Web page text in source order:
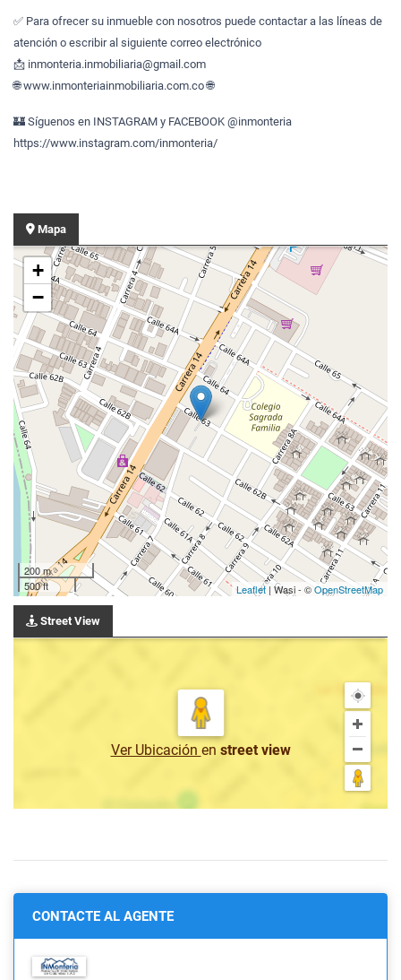
✅ Para ofrecer su inmueble con nosotros puede contactar a las líneas de
atención o escribir al siguiente correo electrónico
📩 inmonteria.inmobiliaria@gmail.com
🌐 www.inmonteriainmobiliaria.com.co 🌐
🏰 Síguenos en INSTAGRAM y FACEBOOK @inmonteria
https://www.instagram.com/inmonteria/
Mapa
+
−
200 m
500 ft
Leaflet| Wasi - ©OpenStreetMap
Street View
Ver Ubicación en street view
CONTACTE AL AGENTE